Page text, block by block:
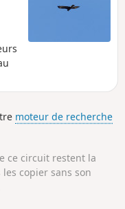
moteur de recherche
ce circuit restent la
copier sans son